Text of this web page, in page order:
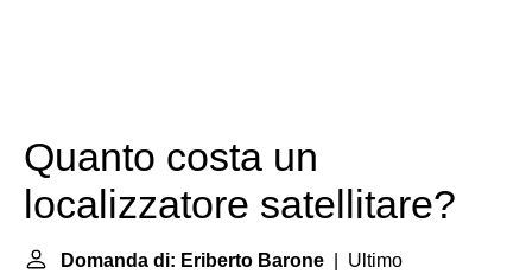
Quanto costa un
localizzatore satellitare?
Domanda di: Eriberto Barone | Ultimo